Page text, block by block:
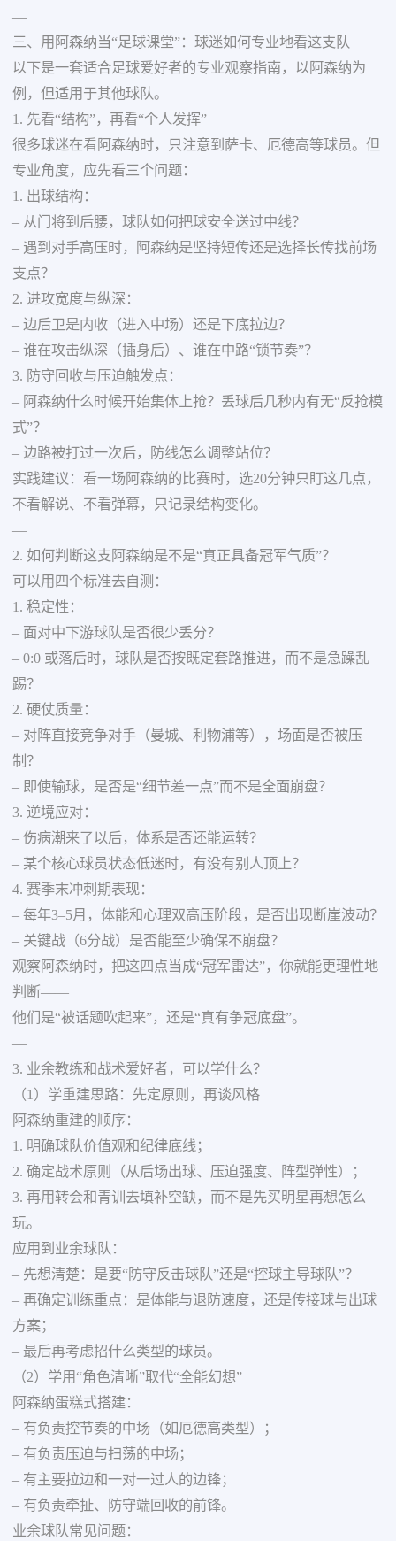
—
三、用阿森纳当“足球课堂”：球迷如何专业地看这支队
以下是一套适合足球爱好者的专业观察指南，以阿森纳为
例，但适用于其他球队。
1. 先看“结构”，再看“个人发挥”
很多球迷在看阿森纳时，只注意到萨卡、厄德高等球员。但
专业角度，应先看三个问题：
1. 出球结构：
– 从门将到后腰，球队如何把球安全送过中线？
– 遇到对手高压时，阿森纳是坚持短传还是选择长传找前场
支点？
2. 进攻宽度与纵深：
– 边后卫是内收（进入中场）还是下底拉边？
– 谁在攻击纵深（插身后）、谁在中路“锁节奏”？
3. 防守回收与压迫触发点：
– 阿森纳什么时候开始集体上抢？丢球后几秒内有无“反抢模
式”？
– 边路被打过一次后，防线怎么调整站位？
实践建议：看一场阿森纳的比赛时，选20分钟只盯这几点，
不看解说、不看弹幕，只记录结构变化。
—
2. 如何判断这支阿森纳是不是“真正具备冠军气质”？
可以用四个标准去自测：
1. 稳定性：
– 面对中下游球队是否很少丢分？
– 0:0 或落后时，球队是否按既定套路推进，而不是急躁乱
踢？
2. 硬仗质量：
– 对阵直接竞争对手（曼城、利物浦等），场面是否被压
制？
– 即使输球，是否是“细节差一点”而不是全面崩盘？
3. 逆境应对：
– 伤病潮来了以后，体系是否还能运转？
– 某个核心球员状态低迷时，有没有别人顶上？
4. 赛季末冲刺期表现：
– 每年3–5月，体能和心理双高压阶段，是否出现断崖波动？
– 关键战（6分战）是否能至少确保不崩盘？
观察阿森纳时，把这四点当成“冠军雷达”，你就能更理性地
判断——
他们是“被话题吹起来”，还是“真有争冠底盘”。
—
3. 业余教练和战术爱好者，可以学什么？
（1）学重建思路：先定原则，再谈风格
阿森纳重建的顺序：
1. 明确球队价值观和纪律底线；
2. 确定战术原则（从后场出球、压迫强度、阵型弹性）；
3. 再用转会和青训去填补空缺，而不是先买明星再想怎么
玩。
应用到业余球队：
– 先想清楚：是要“防守反击球队”还是“控球主导球队”？
– 再确定训练重点：是体能与退防速度，还是传接球与出球
方案；
– 最后再考虑招什么类型的球员。
（2）学用“角色清晰”取代“全能幻想”
阿森纳蛋糕式搭建：
– 有负责控节奏的中场（如厄德高类型）；
– 有负责压迫与扫荡的中场；
– 有主要拉边和一对一过人的边锋；
– 有负责牵扯、防守端回收的前锋。
业余球队常见问题：